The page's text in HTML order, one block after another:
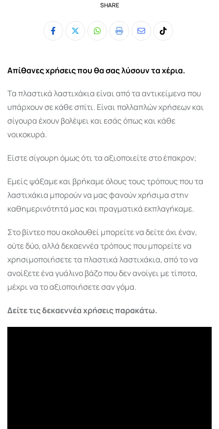
SHARE
Whatsapp
Print
ShareTiktok
Απίθανες χρήσεις που θα σας λύσουν τα χέρια.
Τα πλαστικά λαστιχάκια είναι από τα αντικείμενα που
υπάρχουν σε κάθε σπίτι. Είναι πολλαπλών χρήσεων και
σίγουρα έχουν βολέψει και εσάς όπως και κάθε
νοικοκυρά.
Είστε σίγουρη όμως ότι τα αξιοποιείτε στο έπακρον;
Εμείς ψάξαμε και βρήκαμε όλους τους τρόπους που τα
λαστιχάκια μπορούν να μας φανούν χρήσιμα στην
καθημερινότητά μας και πραγματικά εκπλαγήκαμε.
Στο βίντεο που ακολουθεί μπορείτε να δείτε όχι έναν,
ούτε δύο, αλλά δεκαεννέα τρόπους που μπορείτε να
χρησιμοποιήσετε τα πλαστικά λαστιχάκια, από το να
ανοίξετε ένα γυάλινο βάζο που δεν ανοίγει με τίποτα,
μέχρι να το αξιοποιήσετε σαν γόμα.
Δείτε τις δεκαεννέα χρήσεις παρακάτω.